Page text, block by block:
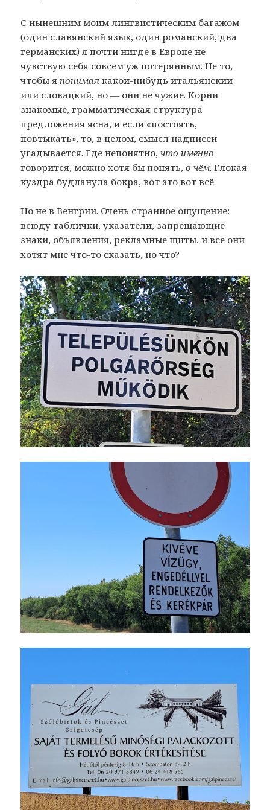
С нынешним моим лингвистическим багажом
(один славянский язык, один романский, два
германских) я почти нигде в Европе не
чувствую себя совсем уж потерянным. Не то,
чтобы я понимал какой-нибудь итальянский
или словацкий, но — они не чужие. Корни
знакомые, грамматическая структура
предложения ясна, и если «постоять,
повтыкать», то, в целом, смысл надписей
угадывается. Где непонятно,что именно
говорится, можно хотя бы понять,о чём. Глокая
куздра будланула бокра, вот это вот всё.
Но не в Венгрии. Очень странное ощущение:
всюду таблички, указатели, запрещающие
знаки, объявления, рекламные щиты, и все они
хотят мне что-то сказать, но что?